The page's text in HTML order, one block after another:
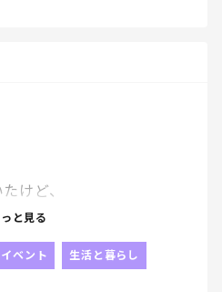
けど、
と見る
イベント 生活と暮らし